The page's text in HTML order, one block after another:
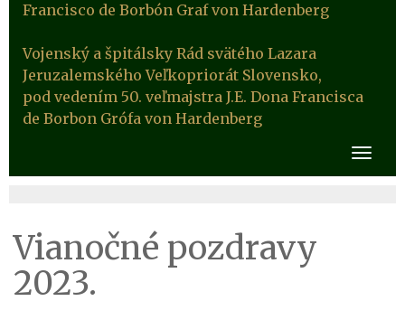
Francisco de Borbón Graf von Hardenberg
Vojenský a špitálsky Rád svätého Lazara
Jeruzalemského Veľkopriorát Slovensko,
pod vedením 50. veľmajstra J.E. Dona Francisca
de Borbon Grófa von Hardenberg
Vianočné pozdravy
2023.